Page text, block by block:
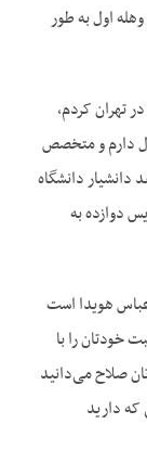
اول به طور
تهران کردم،
دارم و متخصص
دانشیار دانشگاه
پاریس دوازده به
هویدا است
خودتان را با
صلاح می‌دانید
که دارید